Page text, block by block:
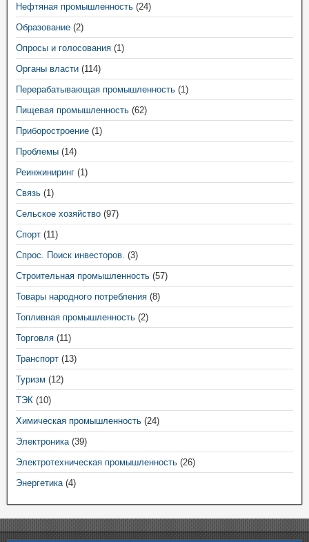
Нефтяная промышленность (24)
Образование (2)
Опросы и голосования (1)
Органы власти (114)
Перерабатывающая промышленность (1)
Пищевая промышленность (62)
Приборостроение (1)
Проблемы (14)
Реинжиниринг (1)
Связь (1)
Сельское хозяйство (97)
Спорт (11)
Спрос. Поиск инвесторов. (3)
Строительная промышленность (57)
Товары народного потребления (8)
Топливная промышленность (2)
Торговля (11)
Транспорт (13)
Туризм (12)
ТЭК (10)
Химическая промышленность (24)
Электроника(39)
Электротехническая промышленность (26)
Энергетика(4)